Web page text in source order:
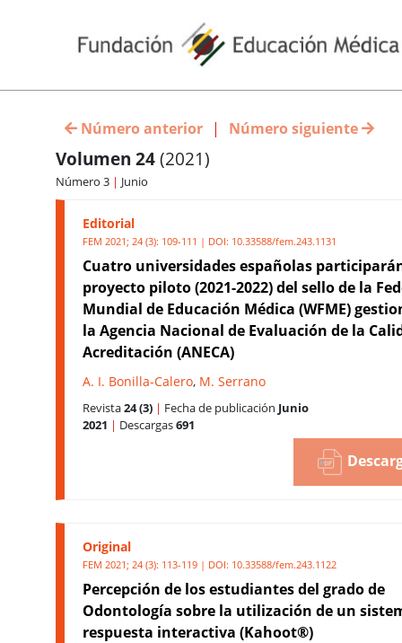
Número siguiente
|
Número anterior
Volumen 24(2021)
Número 3 | Junio
Editorial
FEM 2021; 24 (3): 109-111 | DOI: 10.33588/fem.243.1131
Cuatro universidades españolas
proyecto piloto (2021-2022) del sello de la
Mundial de Educación Médica (WFME)
la Agencia Nacional de Evaluación de la
Acreditación (ANECA)
A. I. Bonilla-Calero, M. Serrano
Revista24 (3) | Fecha de publicación Junio
2021 | Descargas691
Original
FEM 2021; 24 (3): 113-119 | DOI: 10.33588/fem.243.1122
Percepción de los estudiantes del grado de
Odontología sobre la utilización de un
respuesta interactiva (Kahoot®)